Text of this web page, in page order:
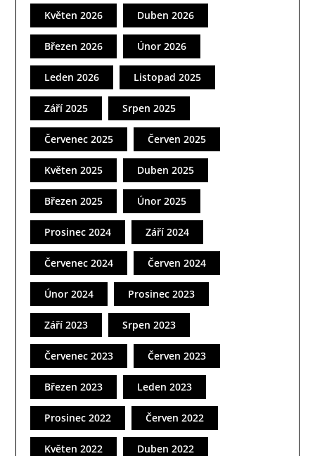
Květen 2026 Duben 2026
Březen 2026 Únor 2026
Leden 2026 Listopad 2025
Září 2025 Srpen 2025
Červenec 2025 Červen 2025
Květen 2025 Duben 2025
Březen 2025 Únor 2025
Prosinec 2024 Září 2024
Červenec 2024 Červen 2024
Únor 2024 Prosinec 2023
Září 2023 Srpen 2023
Červenec 2023 Červen 2023
Březen 2023 Leden 2023
Prosinec 2022 Červen 2022
Květen 2022 Duben 2022